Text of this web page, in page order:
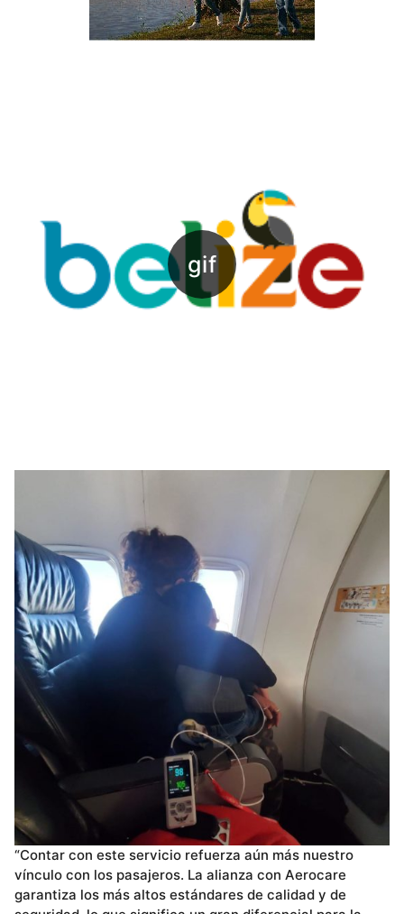
“Contar con este servicio refuerza aún más nuestro
vínculo con los pasajeros. La alianza con Aerocare
garantiza los más altos estándares de calidad y de